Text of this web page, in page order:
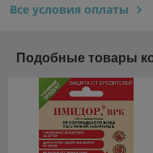
Все условия оплаты
Подобные товары